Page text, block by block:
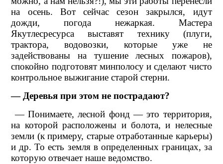
на осень. Вот сейчас сезон закрылся, идут
дожди, погода нежаркая. Мастера
Якутлесресурса выставят технику (плуги,
трактора, водовозки, которые уже не
задействованы на тушение лесных пожаров),
спокойно подготовят минполосу и сделают чисто
контрольное выжигание старой стерни.
— Деревья при этом не пострадают?
— Понимаете, лесной фонд — это территория,
на которой расположены и болота, и нелесные
земли (к примеру, старые отработанные карьеры)
и др. То есть земля в определенных границах, за
которую отвечает наше ведомство.